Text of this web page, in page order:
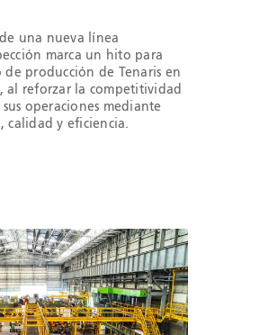
una nueva línea
marca un hito para
de producción de Tenaris en
al reforzar la competitividad
operaciones mediante
calidad y eficiencia.